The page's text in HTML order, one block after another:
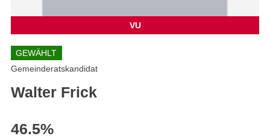
VU
GEWÄHLT
Gemeinderatskandidat
Walter Frick
46.5%